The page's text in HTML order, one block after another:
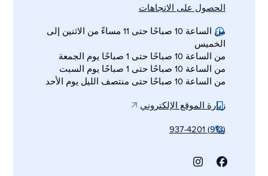
الحصول على الاتجاهات
من الساعة 10 صباحًا حتى 11 مساءً من الاثنين إلى
الخميس
من الساعة 10 صباحًا حتى 1 صباحًا يوم الجمعة
من الساعة 10 صباحًا حتى 1 صباحًا يوم السبت
من الساعة 10 صباحًا حتى منتصف الليل يوم الأحد
زيارة الموقع الإلكتروني
(913) 937-4201